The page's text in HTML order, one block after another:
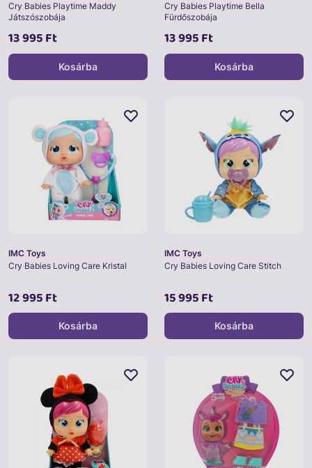
Cry Babies Playtime Maddy
Játszószobája
13 995 Ft
Kosárba
Cry Babies Playtime Bella
Fürdőszobája
13 995 Ft
Kosárba
IMC Toys
Cry Babies Loving Care Kristal
12 995 Ft
Kosárba
IMC Toys
Cry Babies Loving Care Stitch
15 995 Ft
Kosárba